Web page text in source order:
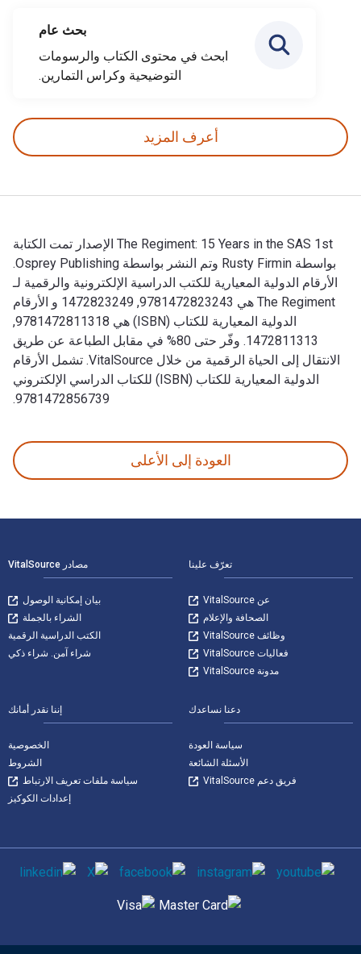
بحث عام
ابحث في محتوى الكتاب والرسومات
التوضيحية وكراس التمارين.
أعرف المزيد
The Regiment: 15 Years in the SAS 1st الإصدار تمت الكتابة
بواسطة Rusty Firmin وتم النشر بواسطة Osprey Publishing.
الأرقام الدولية المعيارية للكتب الدراسية الإلكترونية والرقمية لـ
The Regiment هي 9781472823243, 1472823249 و الأرقام
الدولية المعيارية للكتاب (ISBN) هي 9781472811318,
1472811313. وفّر حتى 80% في مقابل الطباعة عن طريق
الانتقال إلى الحياة الرقمية من خلال VitalSource. تشمل الأرقام
الدولية المعيارية للكتاب (ISBN) للكتاب الدراسي الإلكتروني
9781472856739.
العودة إلى الأعلى
تعرّف علينا
عن VitalSource
الصحافة والإعلام
وظائف VitalSource
فعاليات VitalSource
مدونة VitalSource
مصادر VitalSource
بيان إمكانية الوصول
الشراء بالجملة
الكتب الدراسية الرقمية
شراء آمن. شراء ذكي
دعنا نساعدك
سياسة العودة
الأسئلة الشائعة
فريق دعم VitalSource
إننا نقدر أمانك
الخصوصية
الشروط
سياسة ملفات تعريف الارتباط
إعدادات الكوكيز
وسائل التواصل الاجتماعي